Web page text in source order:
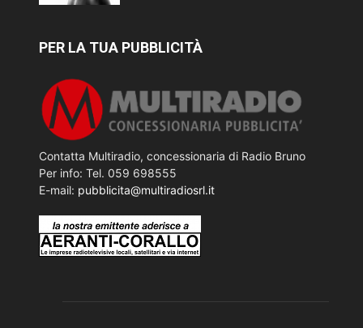
PER LA TUA PUBBLICITÀ
Contatta Multiradio, concessionaria di Radio Bruno
Per info: Tel. 059 698555
E-mail: pubblicita@multiradiosrl.it